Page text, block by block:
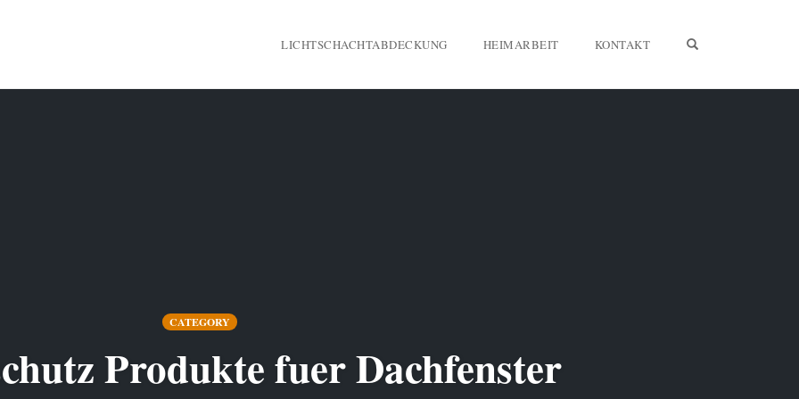
LICHTSCHACHTABDECKUNG HEIMARBEIT KONTAKT
CATEGORY
Produkte fuer Dachfenster